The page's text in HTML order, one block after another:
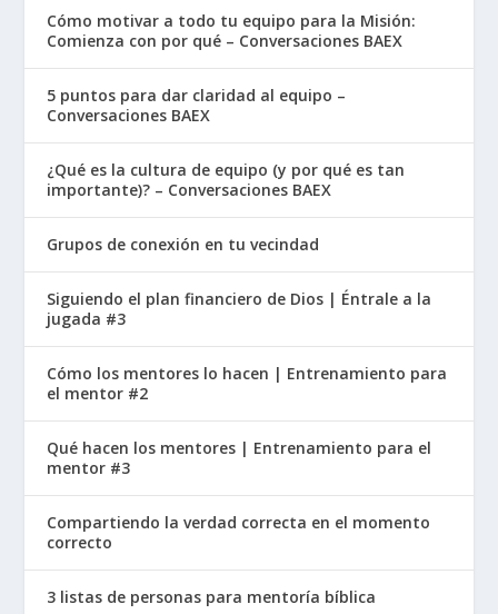
Cómo motivar a todo tu equipo para la Misión:
Comienza con por qué – Conversaciones BAEX
5 puntos para dar claridad al equipo –
Conversaciones BAEX
¿Qué es la cultura de equipo (y por qué es tan
importante)? – Conversaciones BAEX
Grupos de conexión en tu vecindad
Siguiendo el plan financiero de Dios | Éntrale a la
jugada #3
Cómo los mentores lo hacen | Entrenamiento para
el mentor #2
Qué hacen los mentores | Entrenamiento para el
mentor #3
Compartiendo la verdad correcta en el momento
correcto
3 listas de personas para mentoría bíblica